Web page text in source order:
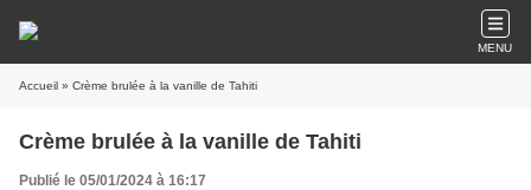
MENU
Accueil » Crème brulée à la vanille de Tahiti
Crème brulée à la vanille de Tahiti
Publié le 05/01/2024 à 16:17